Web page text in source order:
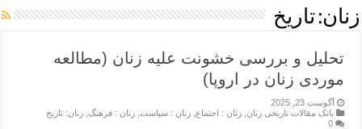
زنان: تاریخ
تحلیل و بررسی خشونت علیه زنان (مطالعه
موردی زنان در اروپا)
آگوست 23, 2025
بانک مقالات تاریخی زنان ,زنان : اجتماع ,زنان : سیاست ,زنان : فرهنگ ,زنان: تاریخ
0